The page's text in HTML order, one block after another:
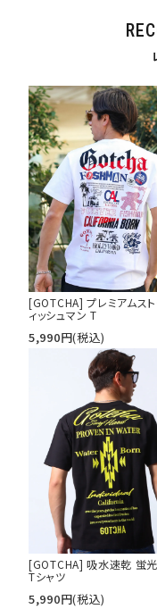
S
XL
29inc
34inc
40inc
カラー
[GOTCHA] プレミアムス
ィッシュマン T
5,990円(税込)
[GOTCHA] 吸水速乾 蛍
Tシャツ
5,990円(税込)